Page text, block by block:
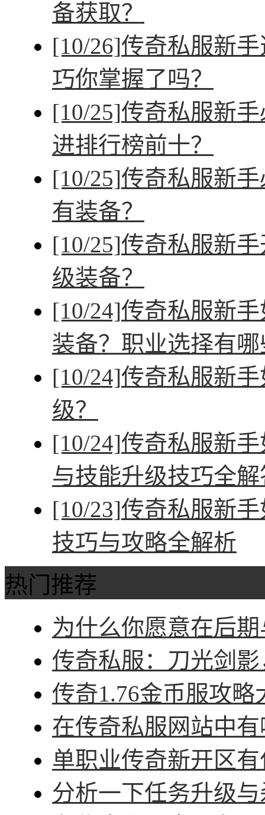
备获取？
[10/26]传奇私服新
巧你掌握了吗？
[10/25]传奇私服新
进排行榜前十？
[10/25]传奇私服新
有装备？
[10/25]传奇私服新
级装备？
[10/24]传奇私服新
装备？职业选择有
[10/24]传奇私服新
级？
[10/24]传奇私服新
与技能升级技巧全解
[10/23]传奇私服新
技巧与攻略全解析
热门推荐
为什么你愿意在后
传奇私服：刀光剑
传奇1.76金币服攻
在传奇私服网站中
单职业传奇新开区
分析一下任务升级